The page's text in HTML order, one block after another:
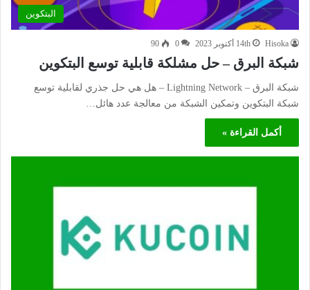
البتكوين
Hisoka 14th أكتوبر 2023 0
90
شبكة البرق – حل مشلكة قابلية توسع البتكوين
شبكة البرق – Lightning Network – هل هي حل جذري لقابلية توسع
شبكة البتكوين وتمكين الشبكة من معالجة عدد هائل…
أكمل القراءة »